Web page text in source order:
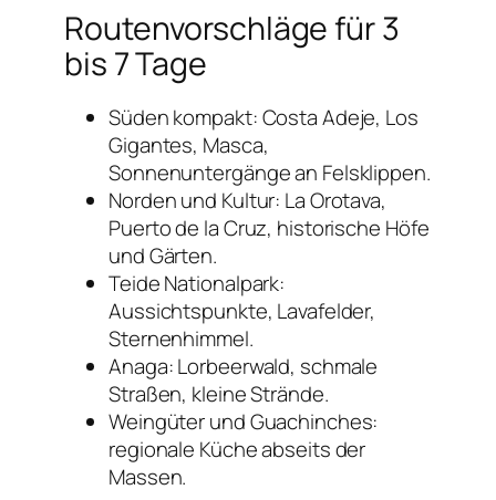
Routenvorschläge für 3
bis 7 Tage
Süden kompakt: Costa Adeje, Los
Gigantes, Masca,
Sonnenuntergänge an Felsklippen.
Norden und Kultur: La Orotava,
Puerto de la Cruz, historische Höfe
und Gärten.
Teide Nationalpark:
Aussichtspunkte, Lavafelder,
Sternenhimmel.
Anaga: Lorbeerwald, schmale
Straßen, kleine Strände.
Weingüter und Guachinches:
regionale Küche abseits der
Massen.